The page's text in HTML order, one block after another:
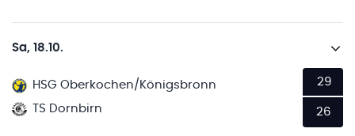
Sa, 18.10.
HSG Oberkochen/Königsbronn
TS Dornbirn
29
26